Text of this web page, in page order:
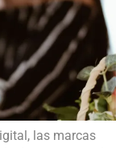
las marcas